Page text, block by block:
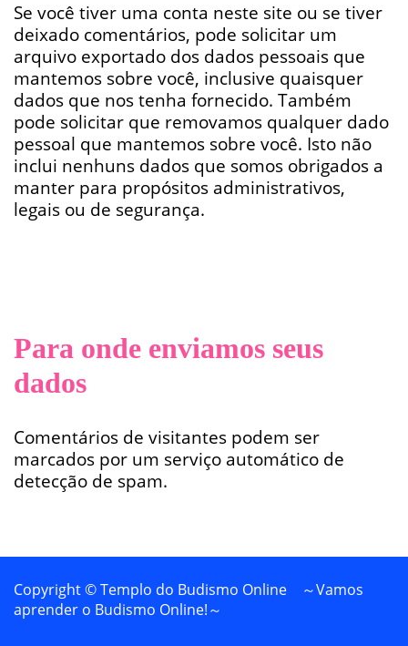
Se você tiver uma conta neste site ou se tiver
deixado comentários, pode solicitar um
arquivo exportado dos dados pessoais que
mantemos sobre você, inclusive quaisquer
dados que nos tenha fornecido. Também
pode solicitar que removamos qualquer dado
pessoal que mantemos sobre você. Isto não
inclui nenhuns dados que somos obrigados a
manter para propósitos administrativos,
legais ou de segurança.
Para onde enviamos seus
dados
Comentários de visitantes podem ser
marcados por um serviço automático de
detecção de spam.
Copyright © Templo do Budismo Online ～Vamos
aprender o Budismo Online!～